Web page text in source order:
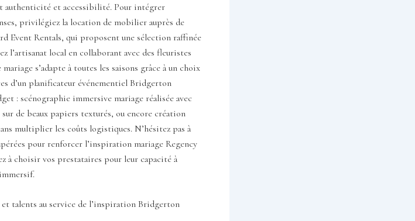
authenticité et accessibilité. Pour intégrer
privilégiez la location de mobilier auprès de
Event Rentals, qui proposent une sélection raffinée
l’artisanat local en collaborant avec des fleuristes
s’adapte à toutes les saisons grâce à un choix
d’un planificateur événementiel Bridgerton
: scénographie immersive mariage réalisée avec
de beaux papiers texturés, ou encore création
multiplier les coûts logistiques. N’hésitez pas à
pour renforcer l’inspiration mariage Regency
à choisir vos prestataires pour leur capacité à
talents au service de l’inspiration Bridgerton